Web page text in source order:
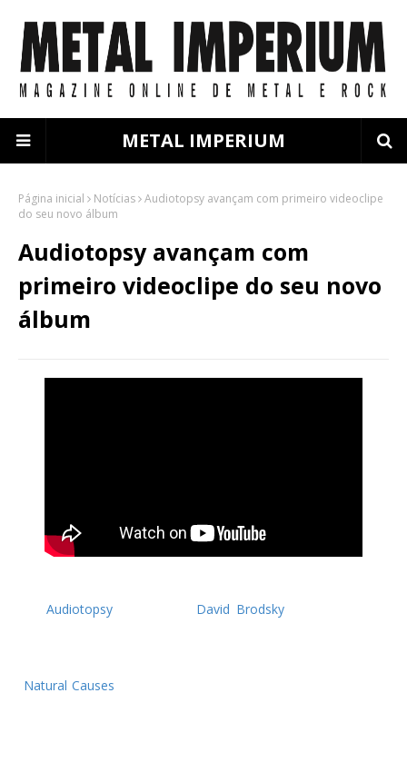
METAL IMPERIUM
Página inicial Notícias Audiotopsy avançam com primeiro videoclipe
do seu novo álbum
Audiotopsy avançam com
primeiro videoclipe do seu novo
álbum
Audiotopsy, dirigido por David Brodsky, e que pode ser
Natural Causes